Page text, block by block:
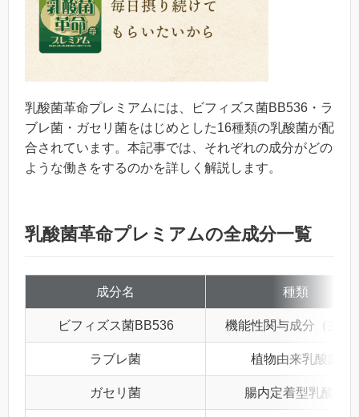
乳酸菌革命プレミアムには、ビフィズス菌BB536・ラ
ブレ菌・ガセリ菌をはじめとした16種類の乳酸菌が配
合されています。本記事では、それぞれの成分がどの
ような働きをするのかを詳しく解説します。
乳酸菌革命プレミアムの全成分一覧
成分名 種類
ビフィズス菌BB536 機能性関与成分（主役
ラブレ菌 植物由来乳酸菌
ガセリ菌 腸内定着型乳酸菌